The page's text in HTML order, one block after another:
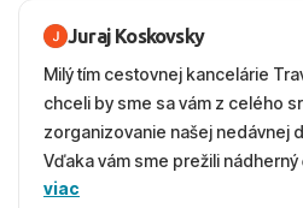
Juraj Koskovsky
Milý tím cestovnej kancelárie
chceli by sme sa vám z celého
zorganizovanie našej nedávnej
Vďaka vám sme prežili
ešte dlho s úsmevom spomínať.
viac